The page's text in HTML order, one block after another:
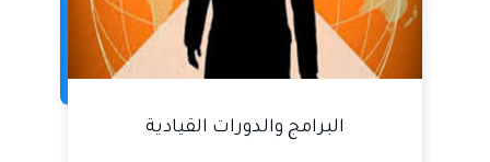
البرامج والدورات القيادية